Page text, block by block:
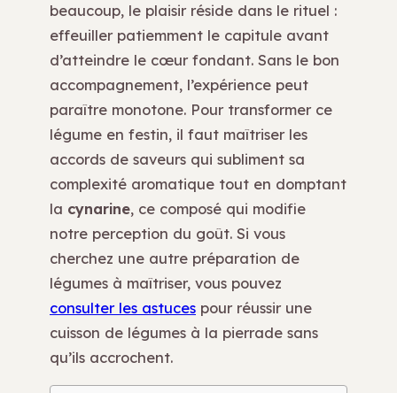
beaucoup, le plaisir réside dans le rituel :
effeuiller patiemment le capitule avant
d’atteindre le cœur fondant. Sans le bon
accompagnement, l’expérience peut
paraître monotone. Pour transformer ce
légume en festin, il faut maîtriser les
accords de saveurs qui subliment sa
complexité aromatique tout en domptant
la cynarine, ce composé qui modifie
notre perception du goût. Si vous
cherchez une autre préparation de
légumes à maîtriser, vous pouvez
consulter les astuces pour réussir une
cuisson de légumes à la pierrade sans
qu’ils accrochent.